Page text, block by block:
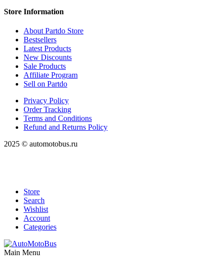
Store Information
About Partdo Store
Bestsellers
Latest Products
New Discounts
Sale Products
Affiliate Program
Sell on Partdo
Privacy Policy
Order Tracking
Terms and Conditions
Refund and Returns Policy
2025 © automotobus.ru
Store
Search
Wishlist
Account
Categories
Main Menu